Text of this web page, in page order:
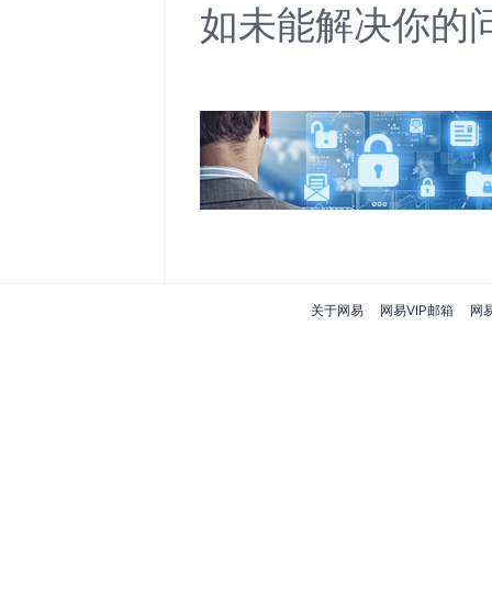
如未能解决你的
关于网易 网易VIP邮箱 网